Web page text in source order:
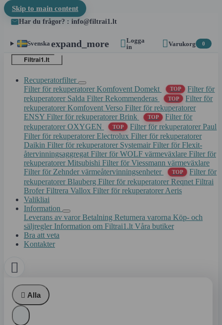
Skip to main content
Har du frågor? : info@filtrai1.lt
Svenska expand_more Logga
in
Varukorg 0
Recuperatorfilter
Filter för rekuperatorer Komfovent Domekt
TOP
Filter för
rekuperatorer Salda Filter Rekommenderas TOP
Filter för
rekuperatorer Komfovent Verso Filter för rekuperatorer
ENSY Filter för rekuperatorer Brink TOP
Filter för
rekuperatorer OXYGEN
TOP
Filter för rekuperatorer Paul
Filter för rekuperatorer Electrolux Filter för rekuperatorer
Daikin Filter för rekuperatorer Systemair Filter för Flexit-
återvinningsaggregat Filter för WOLF värmeväxlare Filter för
rekuperatorer Mitsubishi Filter för Viessmann värmeväxlare
Filter för Zehnder värmeåtervinningsenheter
TOP
Filter för
rekuperatorer Blauberg Filter för rekuperatorer Reqnet Filtrai
Brofer Filtrera Vallox Filter för rekuperatorer Aeris
Valikliai
Information
Leverans av varor Betalning Returnera varorna Köp- och
säljregler Information om Filtrai1.lt Våra butiker
Bra att veta
Kontakter

 Alla